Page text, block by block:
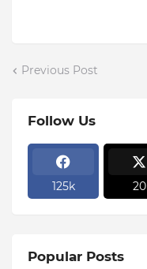
Previous Post
Follow Us
125k 20
Popular Posts